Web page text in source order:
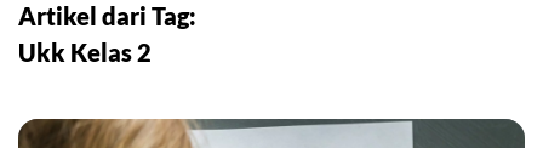
Artikel dari Tag:
Ukk Kelas 2